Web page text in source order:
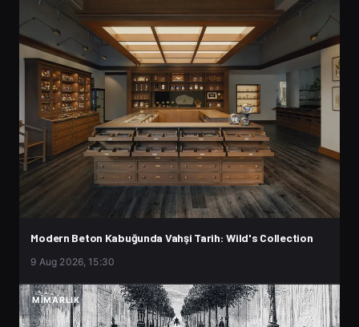
Modern Beton Kabuğunda Vahşi Tarih: Wild's Collection
9 Aug 2026, 15:30
MIMARLIK